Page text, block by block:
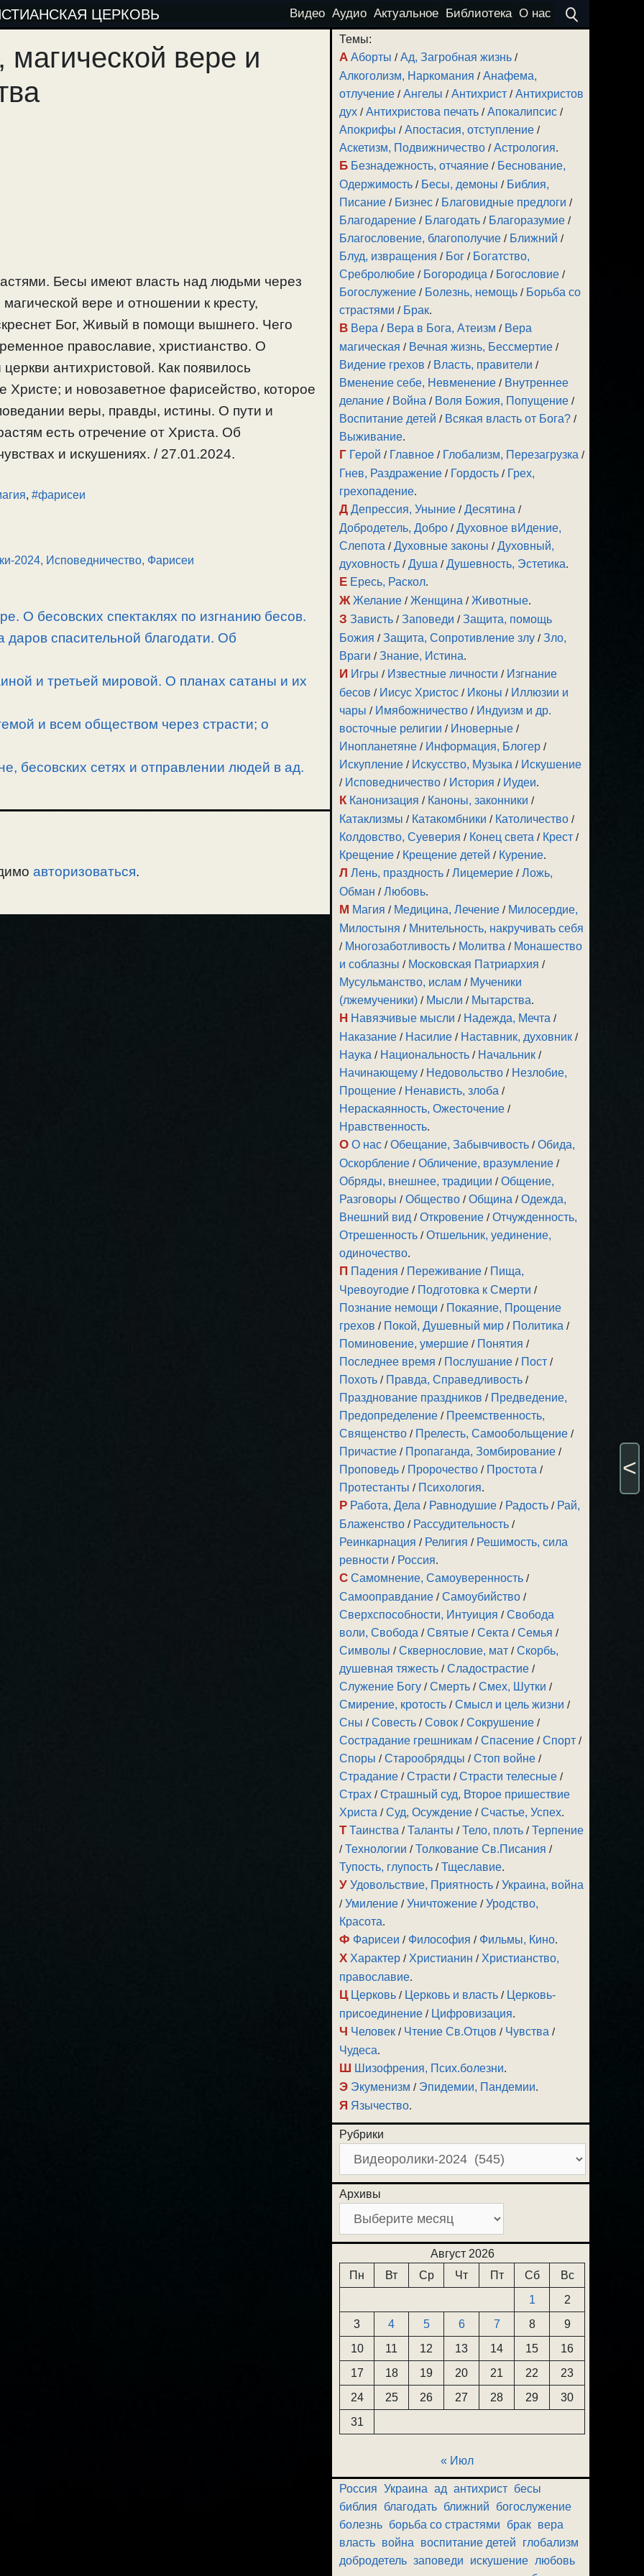
ЦЕРКОВЬ Видео Аудио Актуальное Библиотека О нас
вере и
Бесы имеют власть над людьми через
вере и отношении к кресту,
Бог, Живый в помощи вышнего. Чего
православие, христианство. О
антихристовой. Как появилось
Христе; и новозаветное фарисейство, которое
веры, правды, истины. О пути и
есть отречение от Христа. Об
и искушениях. / 27.01.2024.
, #фарисеи
2024, Исповедничество, Фарисеи
О бесовских спектаклях по изгнанию бесов.
даров спасительной благодати. Об
и третьей мировой. О планах сатаны и их
и всем обществом через страсти; о
бесовских сетях и отправлении людей в ад.
авторизоваться.
Темы:
А Аборты /Ад, Загробная жизнь /
Алкоголизм, Наркомания /Анафема,
отлучение /Ангелы /Антихрист /Антихристов
дух /Антихристова печать /Апокалипсис /
Апокрифы /Апостасия, отступление /
Аскетизм, Подвижничество /Астрология.
Б Безнадежность, отчаяние / Беснование,
Одержимость / Бесы, демоны / Библия,
Писание / Бизнес / Благовидные предлоги /
Благодарение / Благодать / Благоразумие /
Благословение, благополучие / Ближний /
Блуд, извращения / Бог / Богатство,
Сребролюбие / Богородица / Богословие /
Богослужение / Болезнь, немощь / Борьба со
страстями / Брак.
В Вера / Вера в Бога, Атеизм / Вера
магическая / Вечная жизнь, Бессмертие /
Видение грехов / Власть, правители /
Вменение себе, Невменение / Внутреннее
делание / Война / Воля Божия, Попущение /
Воспитание детей / Всякая власть от Бога? /
Выживание.
Г Герой / Главное / Глобализм, Перезагрузка /
Гнев, Раздражение / Гордость / Грех,
грехопадение.
Д Депрессия, Уныние /Десятина /
Добродетель, Добро /Духовное вИдение,
Слепота /Духовные законы /Духовный,
духовность /Душа /Душевность, Эстетика.
Е Ересь, Раскол.
Ж Желание /Женщина /Животные.
З Зависть /Заповеди /Защита, помощь
Божия /Защита, Сопротивление злу /Зло,
Враги /Знание, Истина.
И Игры / Известные личности / Изгнание
бесов / Иисус Христос / Иконы / Иллюзии и
чары / Имябожничество / Индуизм и др.
восточные религии / Иноверные /
Инопланетяне / Информация, Блогер /
Искупление / Искусство, Музыка / Искушение
/ Исповедничество / История / Иудеи.
К Канонизация / Каноны, законники /
Катаклизмы / Катакомбники / Католичество /
Колдовство, Суеверия / Конец света / Крест /
Крещение / Крещение детей / Курение.
Л Лень, праздность /Лицемерие /Ложь,
Обман /Любовь.
М Магия / Медицина, Лечение / Милосердие,
Милостыня / Мнительность, накручивать себя
/ Многозаботливость / Молитва / Монашество
и соблазны / Московская Патриархия /
Мусульманство, ислам / Мученики
(лжемученики) / Мысли / Мытарства.
Н Навязчивые мысли / Надежда, Мечта /
Наказание / Насилие / Наставник, духовник /
Наука / Национальность / Начальник /
Начинающему / Недовольство / Незлобие,
Прощение / Ненависть, злоба /
Нераскаянность, Ожесточение /
Нравственность.
О О нас /Обещание, Забывчивость /Обида,
Оскорбление /Обличение, вразумление /
Обряды, внешнее, традиции /Общение,
Разговоры /Общество /Община /Одежда,
Внешний вид /Откровение /Отчужденность,
Отрешенность /Отшельник, уединение,
одиночество.
П Падения / Переживание / Пища,
Чревоугодие / Подготовка к Смерти /
Познание немощи / Покаяние, Прощение
грехов / Покой, Душевный мир / Политика /
Поминовение, умершие / Понятия /
Последнее время / Послушание / Пост /
Похоть / Правда, Справедливость /
Празднование праздников / Предведение,
Предопределение / Преемственность,
Священство / Прелесть, Самообольщение /
Причастие / Пропаганда, Зомбирование /
Проповедь / Пророчество / Простота /
Протестанты / Психология.
Р Работа, Дела / Равнодушие / Радость / Рай,
Блаженство / Рассудительность /
Реинкарнация / Религия / Решимость, сила
ревности / Россия.
С Самомнение, Самоуверенность /
Самооправдание /Самоубийство /
Сверхспособности, Интуиция /Свобода
воли, Свобода /Святые /Секта /Семья /
Символы /Сквернословие, мат /Скорбь,
душевная тяжесть /Сладострастие /
Служение Богу /Смерть /Смех, Шутки /
Смирение, кротость /Смысл и цель жизни /
Сны /Совесть /Совок /Сокрушение /
Сострадание грешникам /Спасение /Спорт /
Споры /Старообрядцы /Стоп войне /
Страдание /Страсти /Страсти телесные /
Страх /Страшный суд, Второе пришествие
Христа /Суд, Осуждение /Счастье, Успех.
Т Таинства /Таланты /Тело, плоть /Терпение
/Технологии /Толкование Св.Писания /
Тупость, глупость /Тщеславие.
У Удовольствие, Приятность /Украина, война
/Умиление /Уничтожение /Уродство,
Красота.
Ф Фарисеи / Философия / Фильмы, Кино.
Х Характер / Христианин / Христианство,
православие.
Ц Церковь / Церковь и власть / Церковь-
присоединение / Цифровизация.
Ч Человек / Чтение Св.Отцов / Чувства /
Чудеса.
Ш Шизофрения, Псих.болезни.
Э Экуменизм / Эпидемии, Пандемии.
Я Язычество.
Рубрики
Архивы
Август 2026
Пн
Вт Ср Чт Пт Сб
Вс
1
2
3
4 5 6 7 8
9
10
11 12 13 14 15
16
17
18 19 20 21 22
23
24
25 26 27 28 29
30
31
« Июл
Россия Украина ад антихрист бесы
библия
благодать ближний
богослужение
болезнь борьба со страстями брак вера
власть война воспитание детей
глобализм
добродетель заповеди искушение любовь
<